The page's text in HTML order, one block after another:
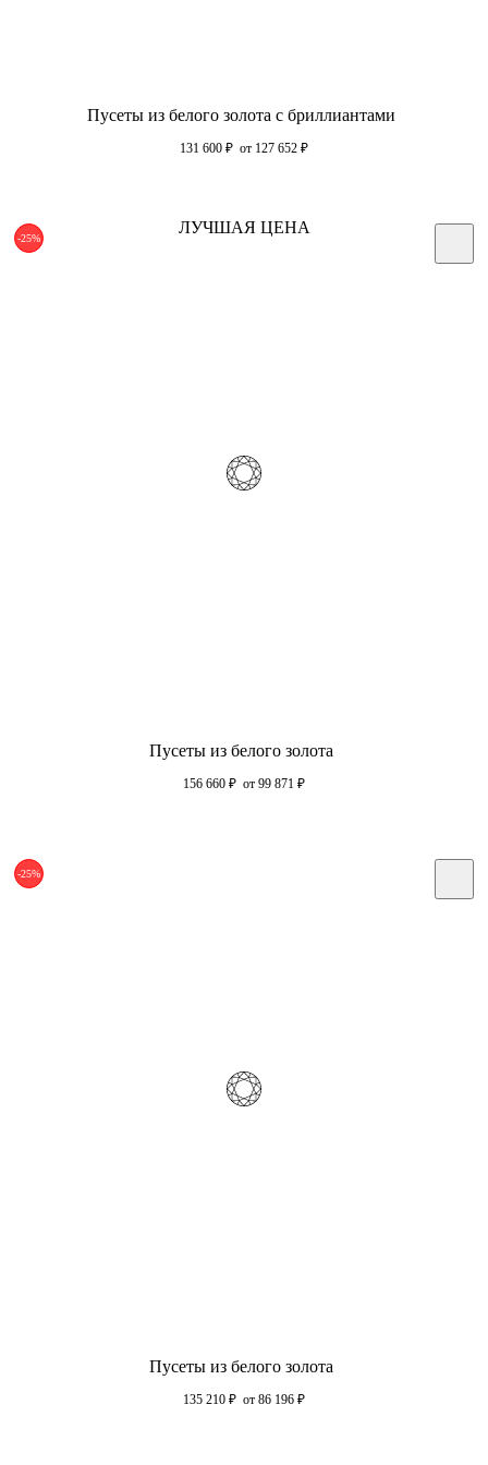
Пусеты из белого золота с бриллиантами
131 600 ₽ от 127 652 ₽
-25%
ЛУЧШАЯ ЦЕНА
Пусеты из белого золота
156 660 ₽ от 99 871 ₽
-25%
Пусеты из белого золота
135 210 ₽ от 86 196 ₽